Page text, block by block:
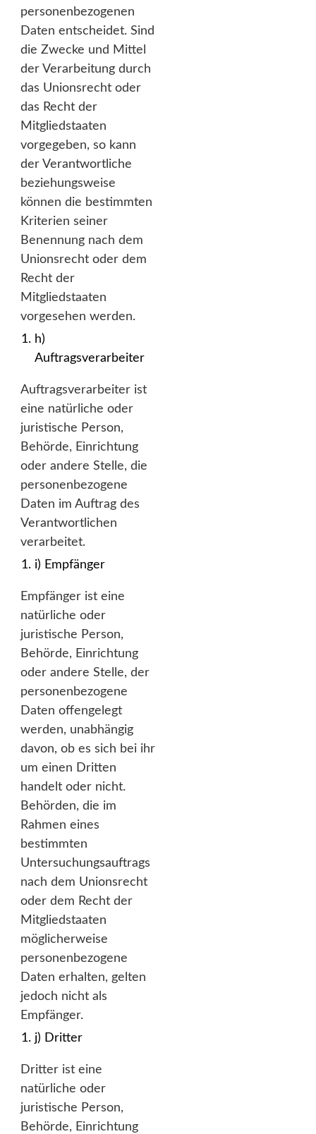
personenbezogenen
Daten entscheidet. Sind
die Zwecke und Mittel
der Verarbeitung durch
das Unionsrecht oder
das Recht der
Mitgliedstaaten
vorgegeben, so kann
der Verantwortliche
beziehungsweise
können die bestimmten
Kriterien seiner
Benennung nach dem
Unionsrecht oder dem
Recht der
Mitgliedstaaten
vorgesehen werden.
h)
Auftragsverarbeiter
Auftragsverarbeiter ist
eine natürliche oder
juristische Person,
Behörde, Einrichtung
oder andere Stelle, die
personenbezogene
Daten im Auftrag des
Verantwortlichen
verarbeitet.
i) Empfänger
Empfänger ist eine
natürliche oder
juristische Person,
Behörde, Einrichtung
oder andere Stelle, der
personenbezogene
Daten offengelegt
werden, unabhängig
davon, ob es sich bei ihr
um einen Dritten
handelt oder nicht.
Behörden, die im
Rahmen eines
bestimmten
Untersuchungsauftrags
nach dem Unionsrecht
oder dem Recht der
Mitgliedstaaten
möglicherweise
personenbezogene
Daten erhalten, gelten
jedoch nicht als
Empfänger.
j) Dritter
Dritter ist eine
natürliche oder
juristische Person,
Behörde, Einrichtung